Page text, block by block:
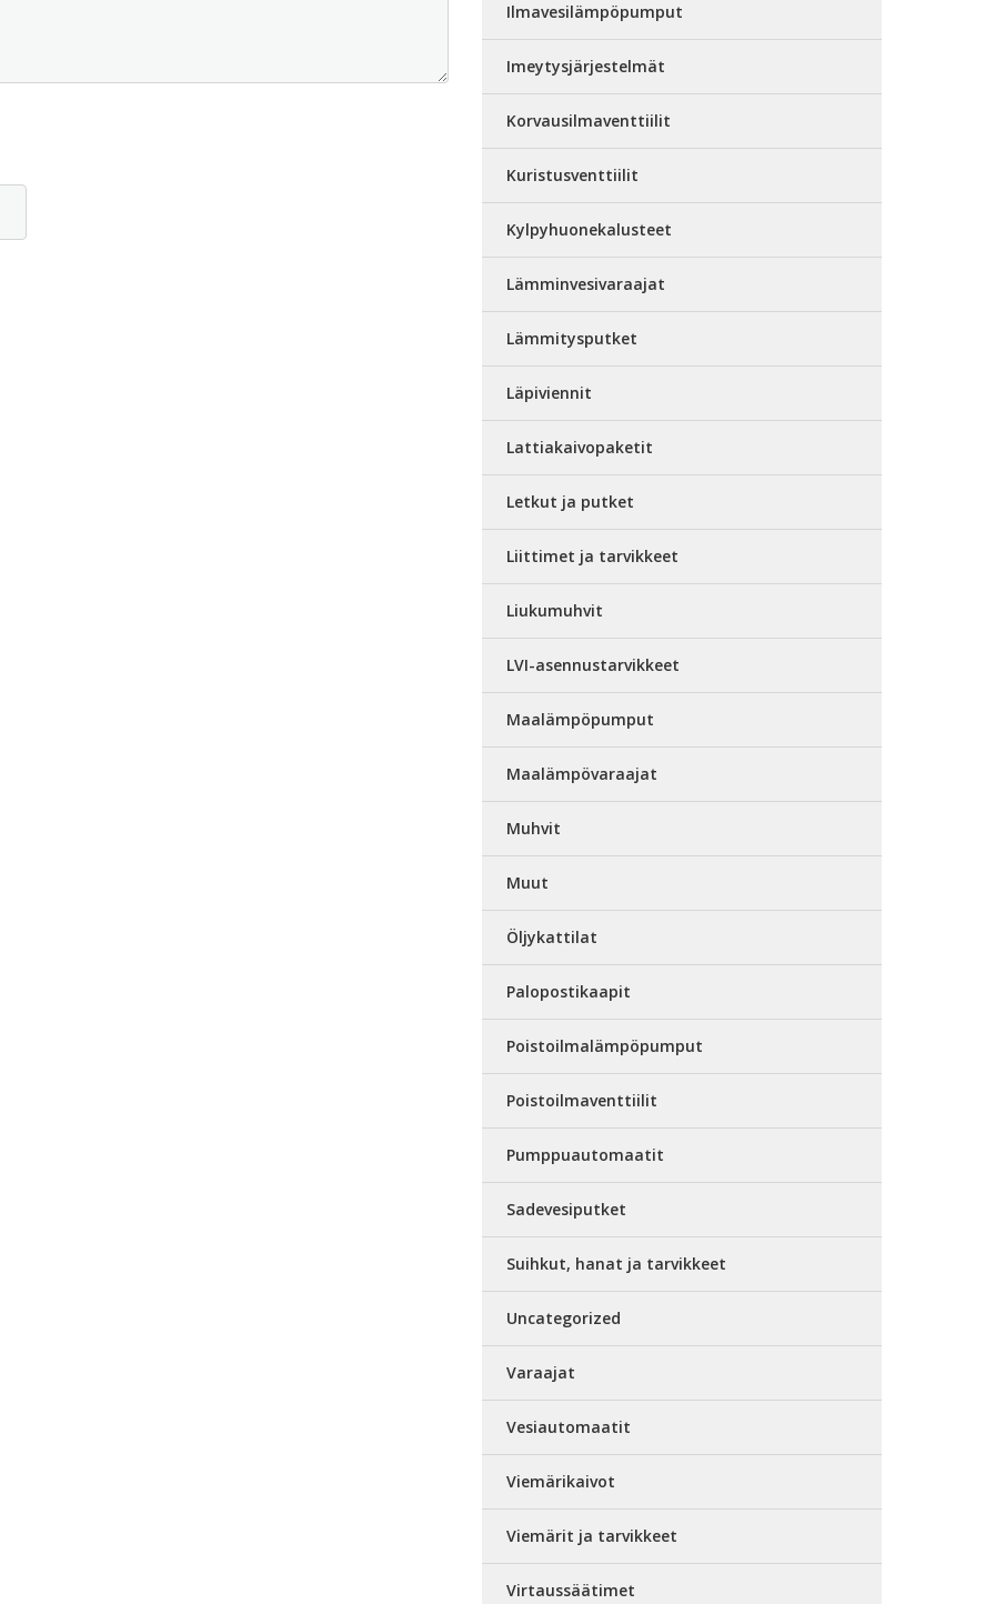
Ilmavesilämpöpumput
Imeytysjärjestelmät
Korvausilmaventtiilit
Kuristusventtiilit
Kylpyhuonekalusteet
Lämminvesivaraajat
Lämmitysputket
Läpiviennit
Lattiakaivopaketit
Letkut ja putket
Liittimet ja tarvikkeet
Liukumuhvit
LVI-asennustarvikkeet
Maalämpöpumput
Maalämpövaraajat
Muhvit
Muut
Öljykattilat
Palopostikaapit
Poistoilmalämpöpumput
Poistoilmaventtiilit
Pumppuautomaatit
Sadevesiputket
Suihkut, hanat ja tarvikkeet
Uncategorized
Varaajat
Vesiautomaatit
Viemärikaivot
Viemärit ja tarvikkeet
Virtaussäätimet